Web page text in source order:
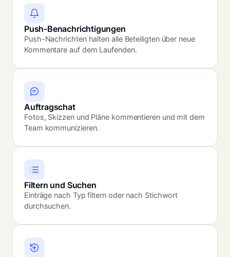
Push-Benachrichtigungen
Push-Nachrichten halten alle Beteiligten über neue
Kommentare auf dem Laufenden.
Auftragschat
Fotos, Skizzen und Pläne kommentieren und mit dem
Team kommunizieren.
Filtern und Suchen
Einträge nach Typ filtern oder nach Stichwort
durchsuchen.